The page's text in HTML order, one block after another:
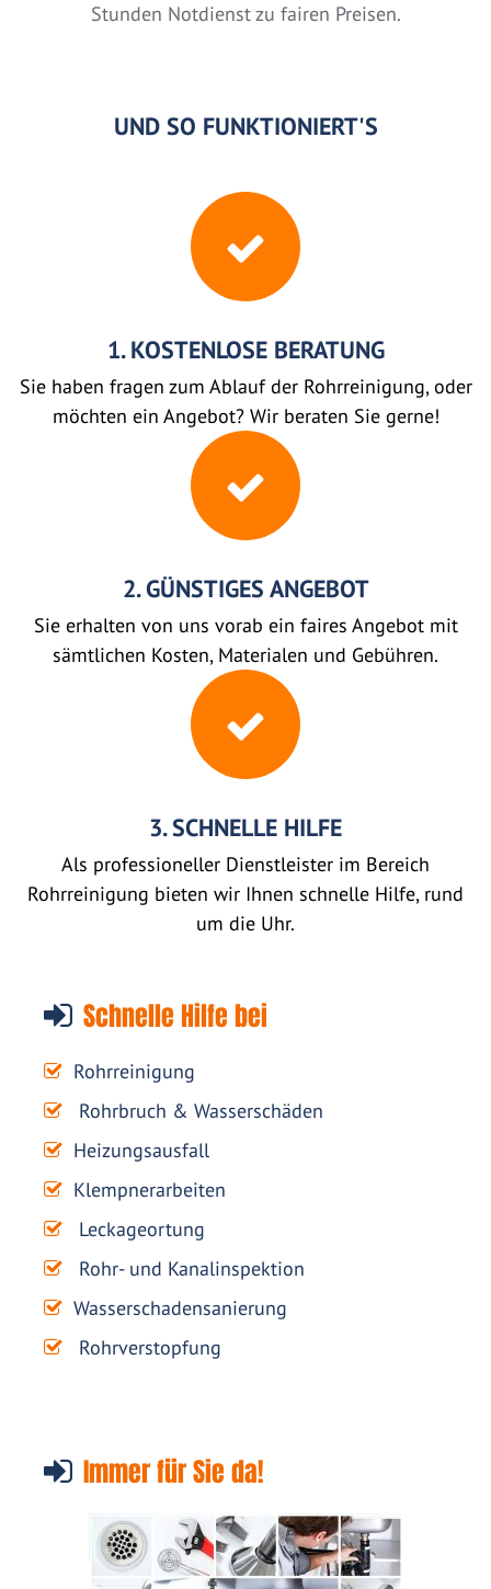
Stunden Notdienst zu fairen Preisen.
UND SO FUNKTIONIERT'S
1. KOSTENLOSE BERATUNG
Sie haben fragen zum Ablauf der Rohrreinigung, oder
möchten ein Angebot? Wir beraten Sie gerne!
2. GÜNSTIGES ANGEBOT
Sie erhalten von uns vorab ein faires Angebot mit
sämtlichen Kosten, Materialen und Gebühren.
3. SCHNELLE HILFE
Als professioneller Dienstleister im Bereich
Rohrreinigung bieten wir Ihnen schnelle Hilfe, rund
um die Uhr.
Schnelle Hilfe bei
Rohrreinigung
Rohrbruch & Wasserschäden
Heizungsausfall
Klempnerarbeiten
Leckageortung
Rohr- und Kanalinspektion
Wasserschadensanierung
Rohrverstopfung
Immer für Sie da!